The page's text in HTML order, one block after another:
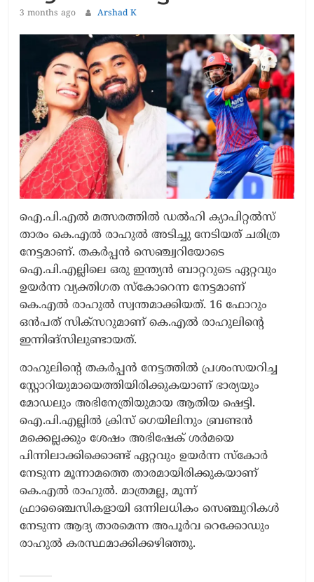
3 months ago Arshad K
ഐ.പി.എൽ മത്സരത്തിൽ ഡൽഹി ക്യാപിറ്റൽസ്
താരം കെ.എൽ രാഹുൽ അടിച്ചു നേടിയത് ചരിത്ര
നേട്ടമാണ്. തകർപ്പൻ സെഞ്ച്വറിയോടെ
ഐ.പി.എല്ലിലെ ഒരു ഇന്ത്യൻ ബാറ്ററുടെ ഏറ്റവും
ഉയർന്ന വ്യക്തിഗത സ്കോറെന്ന നേട്ടമാണ്
കെ.എൽ രാഹുൽ സ്വന്തമാക്കിയത്. 16 ഫോറും
ഒൻപത് സിക്‌സറുമാണ് കെ.എൽ രാഹുലിന്‍റെ
ഇന്നിങ്സിലുണ്ടായത്.
രാഹുലിന്‍റെ തകർപ്പൻ നേട്ടത്തിൽ പ്രശംസയറിച്ച
സ്റ്റോറിയുമായെത്തിയിരിക്കുകയാണ് ഭാര്യയും
മോഡലും അഭിനേത്രിയുമായ ആതിയ ഷെട്ടി.
ഐ.പി.എല്ലിൽ ക്രിസ് ഗെയിലിനും ബ്രണ്ടൻ
മക്കെല്ലക്കും ശേഷം അഭിഷേക് ശർമയെ
പിന്നിലാക്കിക്കൊണ്ട് ഏറ്റവും ഉയർന്ന സ്കോർ
നേടുന്ന മൂന്നാമത്തെ താരമായിരിക്കുകയാണ്
കെ.എൽ രാഹുൽ. മാത്രമല്ല, മൂന്ന്
ഫ്രാഞ്ചൈസികളായി ഒന്നിലധികം സെഞ്ചുറികൾ
നേടുന്ന ആദ്യ താരമെന്ന അപൂർവ റെക്കോഡും
രാഹുൽ കരസ്ഥമാക്കിക്കഴിഞ്ഞു.